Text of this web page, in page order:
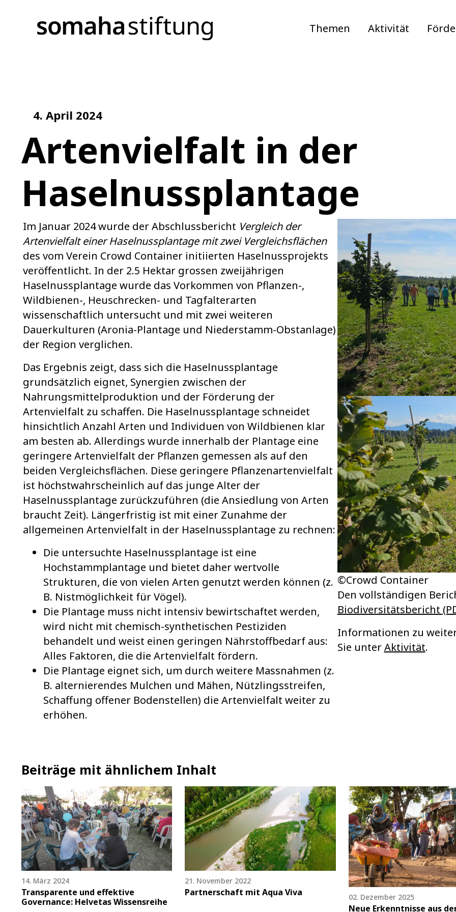
Themen Aktivität
4. April 2024
Artenvielfalt in der
Haselnussplantage
Im Januar 2024 wurde der Abschlussbericht Vergleich der
Artenvielfalt einer Haselnussplantage mit zwei Vergleichsflächen
des vom Verein Crowd Container initiierten Haselnussprojekts
veröffentlicht. In der 2.5 Hektar grossen zweijährigen
Haselnussplantage wurde das Vorkommen von Pflanzen-,
Wildbienen-, Heuschrecken- und Tagfalterarten
wissenschaftlich untersucht und mit zwei weiteren
Dauerkulturen (Aronia-Plantage und Niederstamm-Obstanlage)
der Region verglichen.
Das Ergebnis zeigt, dass sich die Haselnussplantage
grundsätzlich eignet, Synergien zwischen der
Nahrungsmittelproduktion und der Förderung der
Artenvielfalt zu schaffen. Die Haselnussplantage schneidet
hinsichtlich Anzahl Arten und Individuen von Wildbienen klar
am besten ab. Allerdings wurde innerhalb der Plantage eine
geringere Artenvielfalt der Pflanzen gemessen als auf den
beiden Vergleichsflächen. Diese geringere Pflanzenartenvielfalt
ist höchstwahrscheinlich auf das junge Alter der
Haselnussplantage zurückzuführen (die Ansiedlung von Arten
braucht Zeit). Längerfristig ist mit einer Zunahme der
allgemeinen Artenvielfalt in der Haselnussplantage zu rechnen:
Die untersuchte Haselnussplantage ist eine
Hochstammplantage und bietet daher wertvolle
Strukturen, die von vielen Arten genutzt werden können (z.
B. Nistmöglichkeit für Vögel).
Die Plantage muss nicht intensiv bewirtschaftet werden,
wird nicht mit chemisch-synthetischen Pestiziden
behandelt und weist einen geringen Nährstoffbedarf aus:
Alles Faktoren, die die Artenvielfalt fördern.
Die Plantage eignet sich, um durch weitere Massnahmen (z.
B. alternierendes Mulchen und Mähen, Nützlingsstreifen,
Schaffung offener Bodenstellen) die Artenvielfalt weiter zu
erhöhen.
©Crowd Container
Den vollständigen
Biodiversitätsbericht
Informationen zu
Sie unterAktivität.
Beiträge mit ähnlichem Inhalt
14. März 2024
Transparente und effektive
Governance: Helvetas Wissensreihe
21. November 2022
Partnerschaft mit Aqua Viva 02. Dezember 2025
Neue Erkenntnisse aus